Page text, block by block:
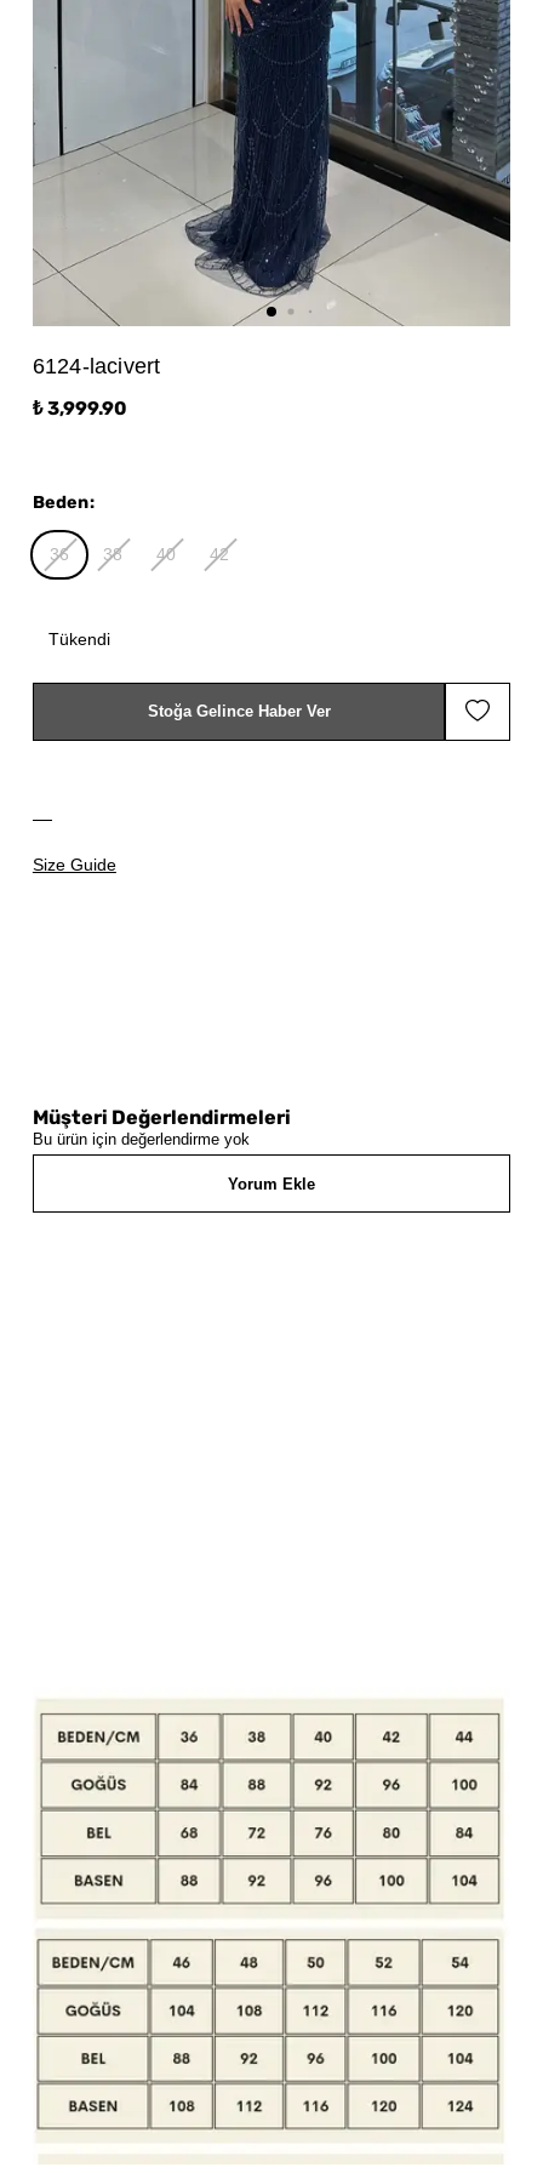
6124-lacivert
₺ 3,999.90
Size Guide
Beden:
36 38 40 42
Tükendi
Stoğa Gelince Haber Ver
Müşteri Değerlendirmeleri
Bu ürün için değerlendirme yok
Yorum Ekle